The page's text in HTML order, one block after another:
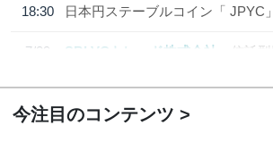
18:30
日本円ステーブルコイン「 JPYC
7/29
SBI VCトレード株式会社
信託
今注目のコンテンツ